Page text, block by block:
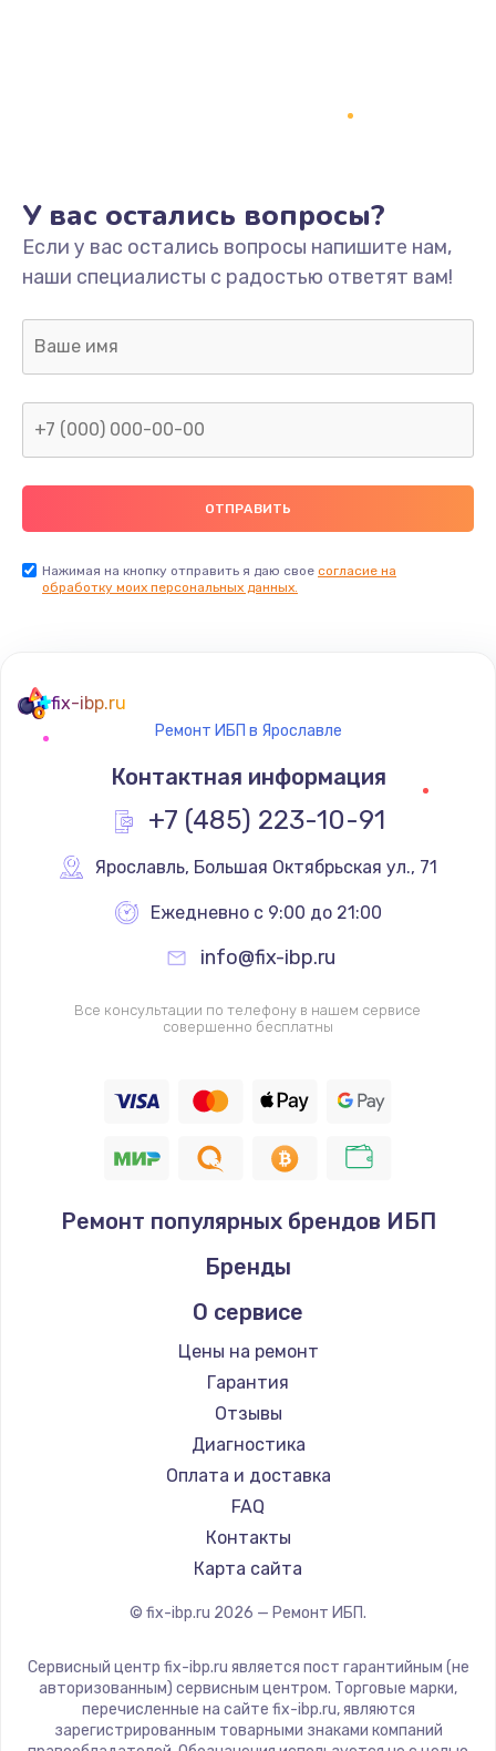
У вас остались вопросы?
Если у вас остались вопросы напишите нам,
наши специалисты с радостью ответят вам!
Нажимая на кнопку отправить я даю свое согласие на
обработку моих персональных данных.
fix-ibp.ru
Ремонт ИБП в Ярославле
Контактная информация
+7 (485) 223-10-91
Ярославль, Большая Октябрьская ул., 71
Ежедневно с 9:00 до 21:00
info@fix-ibp.ru
Все консультации по телефону в нашем сервисе
совершенно бесплатны
Ремонт популярных брендов ИБП
Бренды
О сервисе
Цены на ремонт
Гарантия
Отзывы
Диагностика
Оплата и доставка
FAQ
Контакты
Карта сайта
© fix-ibp.ru 2026 — Ремонт ИБП.
Сервисный центр fix-ibp.ru является пост гарантийным (не
авторизованным) сервисным центром. Торговые марки,
перечисленные на сайте fix-ibp.ru, являются
зарегистрированным товарными знаками компаний